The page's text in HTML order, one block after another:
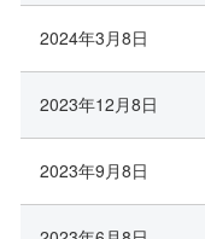
2024年3月8日
2023年12月8日
2023年9月8日